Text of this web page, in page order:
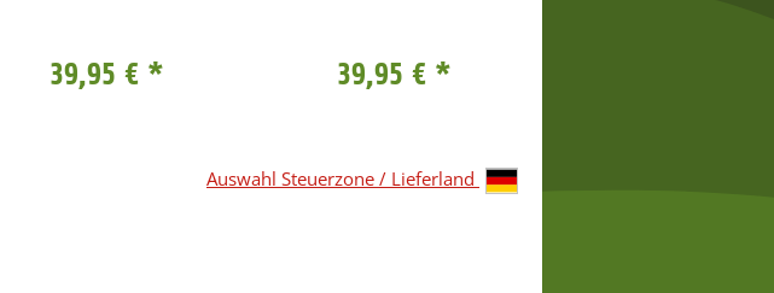
39,95 € * 39,95 € *
Auswahl Steuerzone / Lieferland